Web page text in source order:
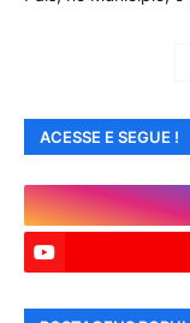
ACESSE E SEGUE !